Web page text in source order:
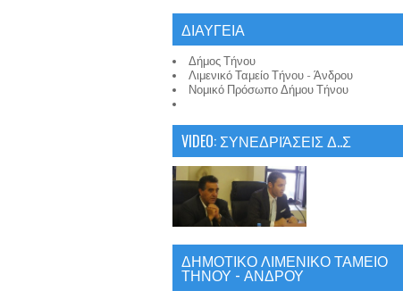
ΔΙΑΥΓΕΙΑ
Δήμος Τήνου
Λιμενικό Ταμείο Τήνου - Άνδρου
Νομικό Πρόσωπο Δήμου Τήνου
VIDEO: ΣΥΝΕΔΡΙΆΣΕΙΣ Δ..Σ
ΔΗΜΟΤΙΚΟ ΛΙΜΕΝΙΚΟ ΤΑΜΕΙΟ
ΤΗΝΟΥ - ΑΝΔΡΟΥ